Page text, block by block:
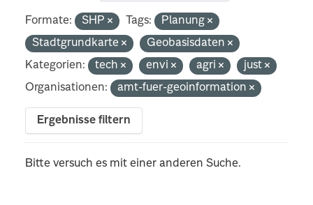
Formate: SHP Tags:
Planung
Stadtgrundkarte
Geobasisdaten
Kategorien:
tech envi agri
just
Organisationen:
amt-fuer-geoinformation
Ergebnisse filtern
Bitte versuch es mit einer anderen Suche.